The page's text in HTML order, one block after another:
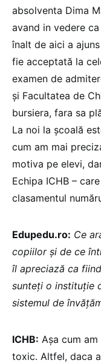
absolventa Dima
avand in vedere
înalt de aici a
fie acceptată la
examen de
și Facultatea de
bursiera, fara sa
La noi la școală
cum am mai
motiva pe elevi,
Echipa ICHB –
clasamentul
Edupedu.ro: Ce
copiilor și de ce
îl apreciază ca
sunteți o instituție
sistemul de
ICHB: Așa cum
toxic. Altfel, daca